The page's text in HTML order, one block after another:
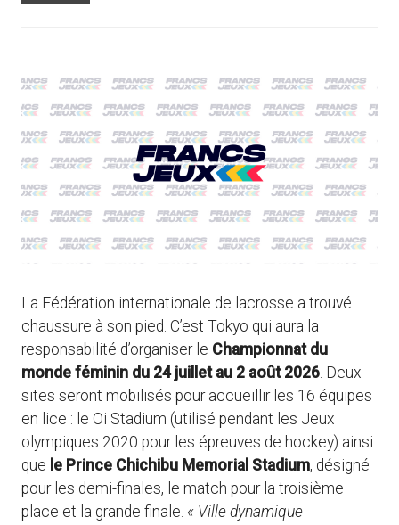
La Fédération internationale de lacrosse a trouvé
chaussure à son pied. C’est Tokyo qui aura la
responsabilité d’organiser le Championnat du
monde féminin du 24 juillet au 2 août 2026. Deux
sites seront mobilisés pour accueillir les 16 équipes
en lice : le Oi Stadium (utilisé pendant les Jeux
olympiques 2020 pour les épreuves de hockey) ainsi
que le Prince Chichibu Memorial Stadium, désigné
pour les demi-finales, le match pour la troisième
place et la grande finale. « Ville dynamique